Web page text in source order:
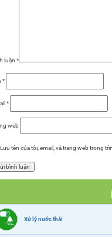
luận *
*
*
web
Lưu tên của tôi, email, và trang web trong
Xử lý nước thải